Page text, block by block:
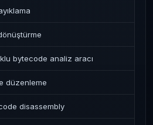
bytecode analiz aracı
düzenleme
disassembly